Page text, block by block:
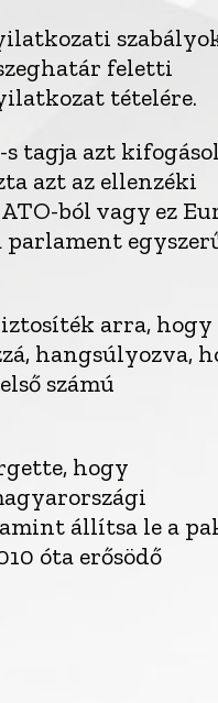
feletti
tételére.
tagja azt
azt az ellenzéki
ból vagy ez
parlament
arra, hogy
hangsúlyozva,
számú
hogy
állítsa le a
óta erősödő